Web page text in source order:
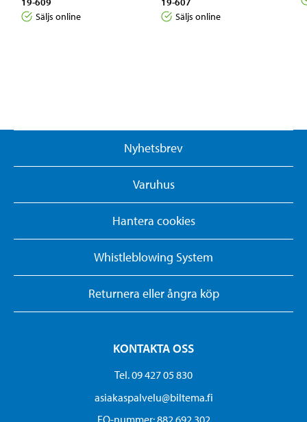
Säljs online
Säljs online
Nyhetsbrev
Varuhus
Hantera cookies
Whistleblowing System
Returnera eller ångra köp
KONTAKTA OSS
Tel. 09 427 05 830
asiakaspalvelu@biltema.fi